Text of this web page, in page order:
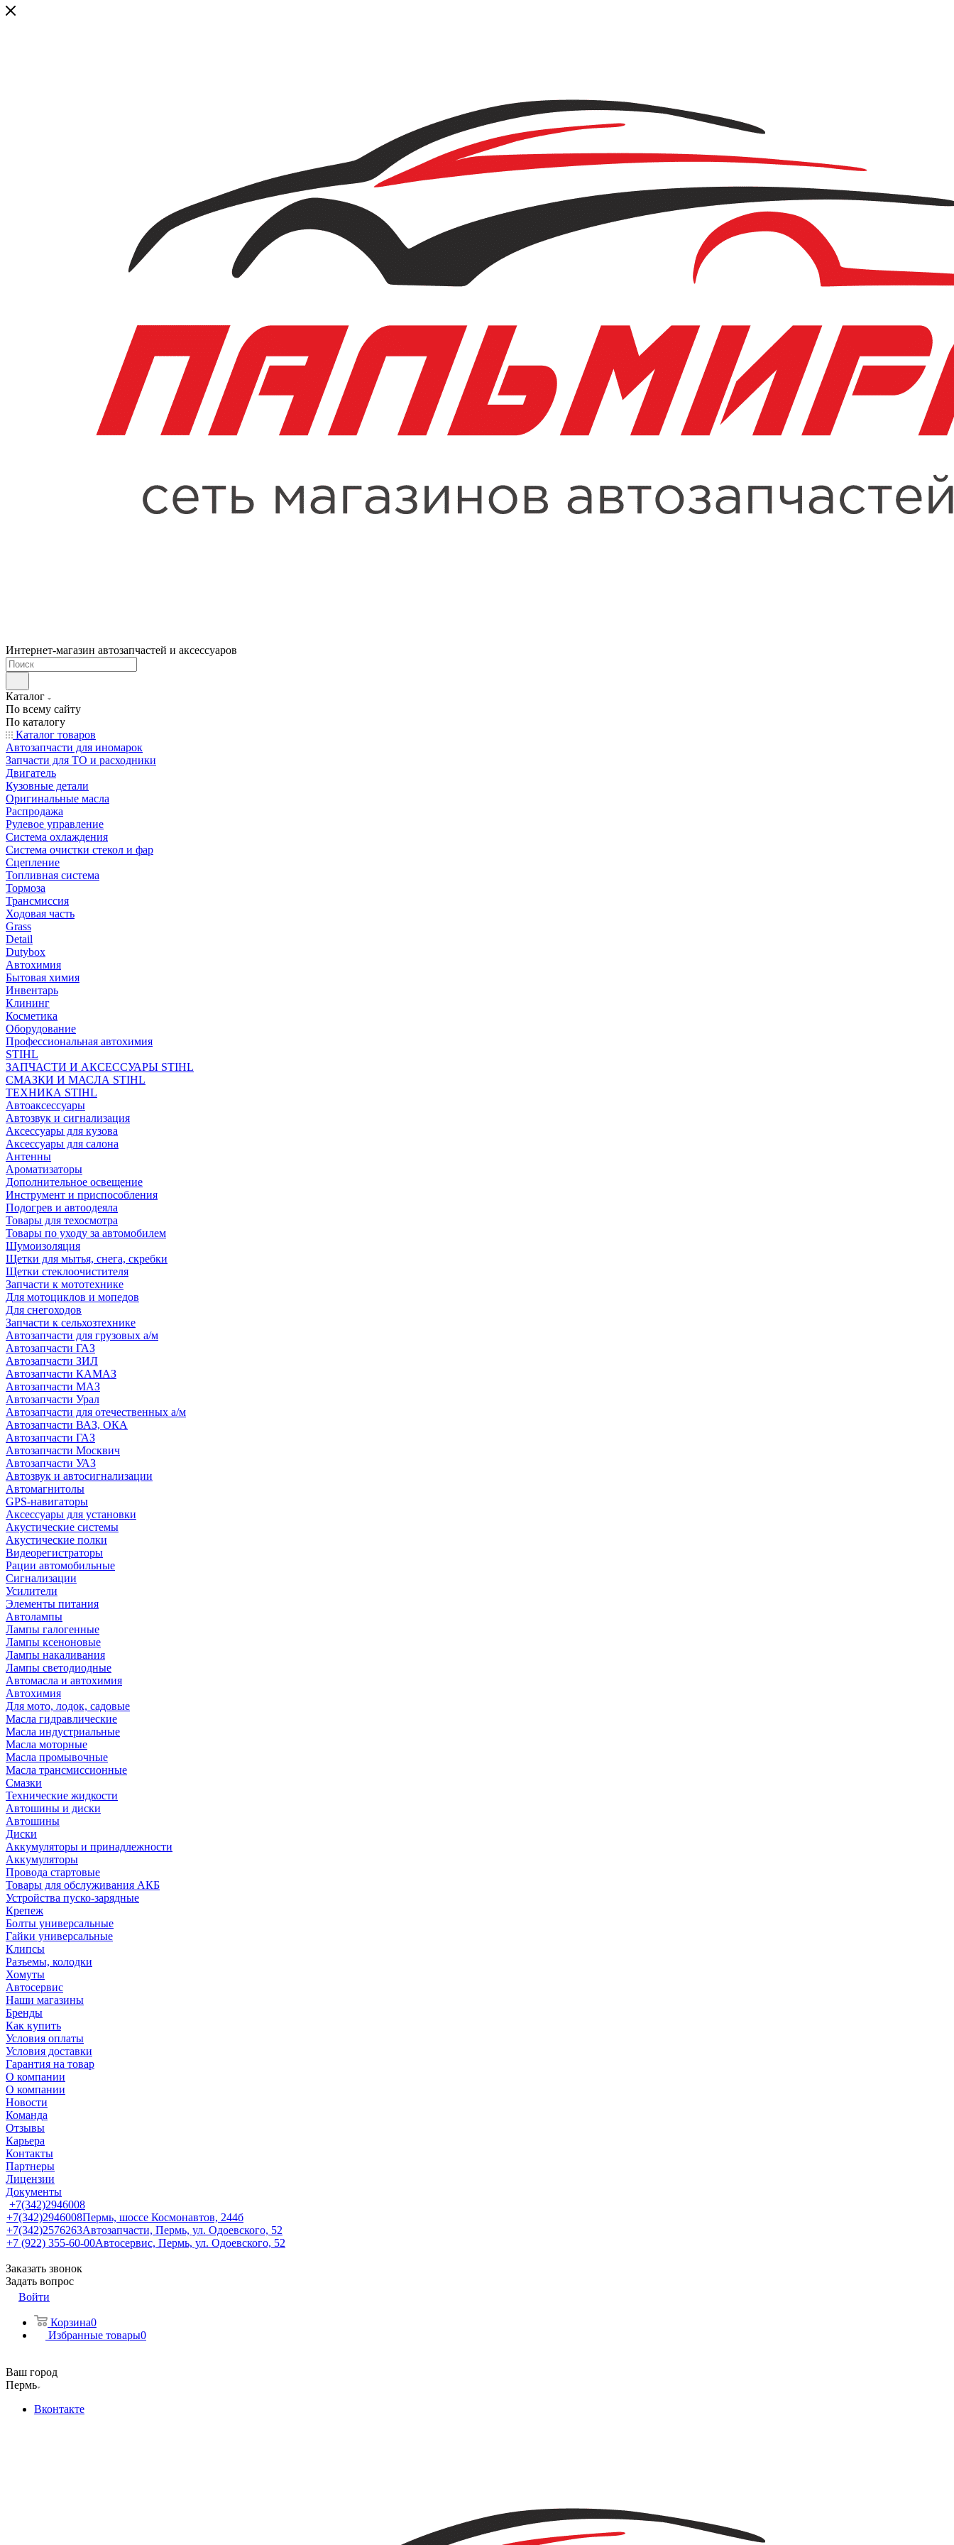
Интернет-магазин автозапчастей и аксессуаров
Каталог
По всему сайту
По каталогу
Каталог товаров
Автозапчасти для иномарок
Запчасти для ТО и расходники
Двигатель
Кузовные детали
Оригинальные масла
Распродажа
Рулевое управление
Система охлаждения
Система очистки стекол и фар
Сцепление
Топливная система
Тормоза
Трансмиссия
Ходовая часть
Grass
Detail
Dutybox
Автохимия
Бытовая химия
Инвентарь
Клининг
Косметика
Оборудование
Профессиональная автохимия
STIHL
ЗАПЧАСТИ И АКСЕССУАРЫ STIHL
СМАЗКИ И МАСЛА STIHL
ТЕХНИКА STIHL
Автоаксессуары
Автозвук и сигнализация
Аксессуары для кузова
Аксессуары для салона
Антенны
Ароматизаторы
Дополнительное освещение
Инструмент и приспособления
Подогрев и автоодеяла
Товары для техосмотра
Товары по уходу за автомобилем
Шумоизоляция
Щетки для мытья, снега, скребки
Щетки стеклоочистителя
Запчасти к мототехнике
Для мотоциклов и мопедов
Для снегоходов
Запчасти к сельхозтехнике
Автозапчасти для грузовых а/м
Автозапчасти ГАЗ
Автозапчасти ЗИЛ
Автозапчасти КАМАЗ
Автозапчасти МАЗ
Автозапчасти Урал
Автозапчасти для отечественных а/м
Автозапчасти ВАЗ, ОКА
Автозапчасти ГАЗ
Автозапчасти Москвич
Автозапчасти УАЗ
Автозвук и автосигнализации
Автомагнитолы
GPS-навигаторы
Аксессуары для установки
Акустические системы
Акустические полки
Видеорегистраторы
Рации автомобильные
Сигнализации
Усилители
Элементы питания
Автолампы
Лампы галогенные
Лампы ксеноновые
Лампы накаливания
Лампы светодиодные
Автомасла и автохимия
Автохимия
Для мото, лодок, садовые
Масла гидравлические
Масла индустриальные
Масла моторные
Масла промывочные
Масла трансмиссионные
Смазки
Технические жидкости
Автошины и диски
Автошины
Диски
Аккумуляторы и принадлежности
Аккумуляторы
Провода стартовые
Товары для обслуживания АКБ
Устройства пуско-зарядные
Крепеж
Болты универсальные
Гайки универсальные
Клипсы
Разъемы, колодки
Хомуты
Автосервис
Наши магазины
Бренды
Как купить
Условия оплаты
Условия доставки
Гарантия на товар
О компании
О компании
Новости
Команда
Отзывы
Карьера
Контакты
Партнеры
Лицензии
Документы
+7(342)2946008
+7(342)2946008Пермь, шоссе Космонавтов, 244б
+7(342)2576263Автозапчасти, Пермь, ул. Одоевского, 52
+7 (922) 355-60-00Автосервис, Пермь, ул. Одоевского, 52
Заказать звонок
Задать вопрос
Войти
Корзина0
Избранные товары0
Ваш город
Пермь
Вконтакте